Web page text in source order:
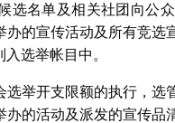
选名单及相关社团向公
的宣传活动及所有竞选
选举帐目中。
举开支限额的执行，选
的活动及派发的宣传